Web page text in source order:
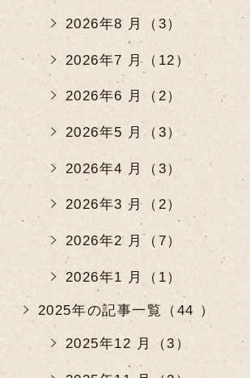
2026年8 月（3）
2026年7 月（12）
2026年6 月（2）
2026年5 月（3）
2026年4 月（3）
2026年3 月（2）
2026年2 月（7）
2026年1 月（1）
2025年の記事一覧（44 ）
2025年12 月（3）